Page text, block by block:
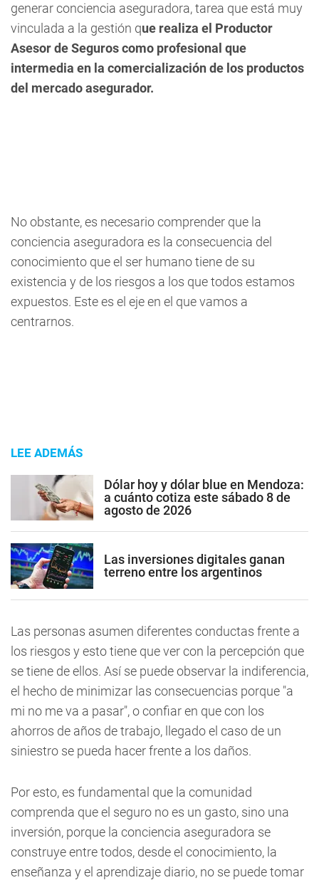
generar conciencia aseguradora, tarea que está muy
vinculada a la gestión que realiza el Productor
Asesor de Seguros como profesional que
intermedia en la comercialización de los productos
del mercado asegurador.
No obstante, es necesario comprender que la
conciencia aseguradora es la consecuencia del
conocimiento que el ser humano tiene de su
existencia y de los riesgos a los que todos estamos
expuestos. Este es el eje en el que vamos a
centrarnos.
LEE ADEMÁS
Dólar hoy y dólar blue en Mendoza:
a cuánto cotiza este sábado 8 de
agosto de 2026
Las inversiones digitales ganan
terreno entre los argentinos
Las personas asumen diferentes conductas frente a
los riesgos y esto tiene que ver con la percepción que
se tiene de ellos. Así se puede observar la indiferencia,
el hecho de minimizar las consecuencias porque "a
mi no me va a pasar", o confiar en que con los
ahorros de años de trabajo, llegado el caso de un
siniestro se pueda hacer frente a los daños.
Por esto, es fundamental que la comunidad
comprenda que el seguro no es un gasto, sino una
inversión, porque la conciencia aseguradora se
construye entre todos, desde el conocimiento, la
enseñanza y el aprendizaje diario, no se puede tomar